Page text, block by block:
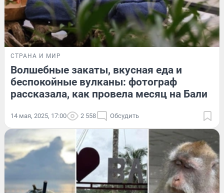
СТРАНА И МИР
Волшебные закаты, вкусная еда и
беспокойные вулканы: фотограф
рассказала, как провела месяц на Бали
14 мая, 2025, 17:00 2 558 Обсудить